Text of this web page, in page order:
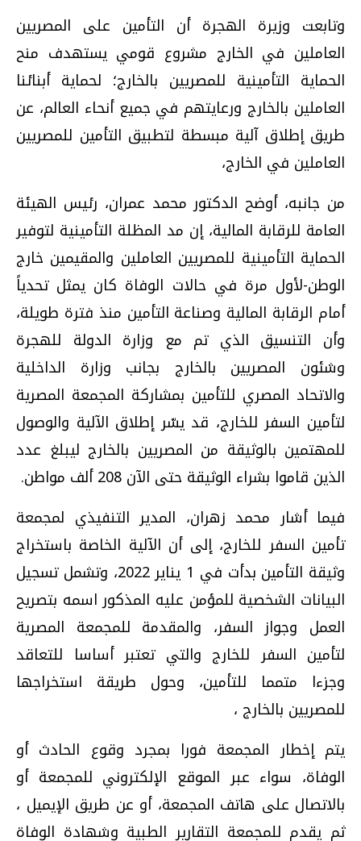
وتابعت وزيرة الهجرة أن التأمين على المصريين
العاملين في الخارج مشروع قومي يستهدف منح
الحماية التأمينية للمصريين بالخارج؛ لحماية أبنائنا
العاملين بالخارج ورعايتهم في جميع أنحاء العالم، عن
طريق إطلاق آلية مبسطة لتطبيق التأمين للمصريين
العاملين في الخارج،
من جانبه، أوضح الدكتور محمد عمران، رئيس الهيئة
العامة للرقابة المالية، إن مد المظلة التأمينية لتوفير
الحماية التأمينية للمصريين العاملين والمقيمين خارج
الوطن-لأول مرة في حالات الوفاة كان يمثل تحدياً
أمام الرقابة المالية وصناعة التأمين منذ فترة طويلة،
وأن التنسيق الذي تم مع وزارة الدولة للهجرة
وشئون المصريين بالخارج بجانب وزارة الداخلية
والاتحاد المصري للتأمين بمشاركة المجمعة المصرية
لتأمين السفر للخارج، قد يسّر إطلاق الآلية والوصول
للمهتمين بالوثيقة من المصريين بالخارج ليبلغ عدد
الذين قاموا بشراء الوثيقة حتى الآن 208 ألف مواطن.
فيما أشار محمد زهران، المدير التنفيذي لمجمعة
تأمين السفر للخارج، إلى أن الآلية الخاصة باستخراج
وثيقة التأمين بدأت في 1 يناير 2022، وتشمل تسجيل
البيانات الشخصية للمؤمن عليه المذكور اسمه بتصريح
العمل وجواز السفر، والمقدمة للمجمعة المصرية
لتأمين السفر للخارج والتي تعتبر أساسا للتعاقد
وجزءا متمما للتأمين، وحول طريقة استخراجها
للمصريين بالخارج ،
يتم إخطار المجمعة فورا بمجرد وقوع الحادث أو
الوفاة، سواء عبر الموقع الإلكتروني للمجمعة أو
بالاتصال على هاتف المجمعة، أو عن طريق الإيميل ،
ثم يقدم للمجمعة التقارير الطبية وشهادة الوفاة